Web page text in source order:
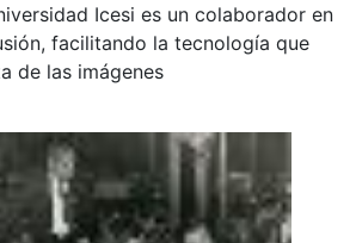
Icesi es un colaborador en
facilitando la tecnología que
de las imágenes